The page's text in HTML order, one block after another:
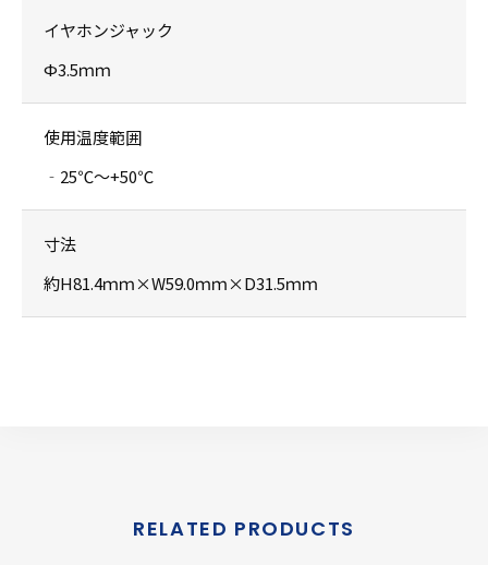
イヤホンジャック
Ф3.5ｍｍ
使用温度範囲
‐25℃〜+50℃
寸法
約H81.4ｍｍ×W59.0ｍｍ×D31.5ｍｍ